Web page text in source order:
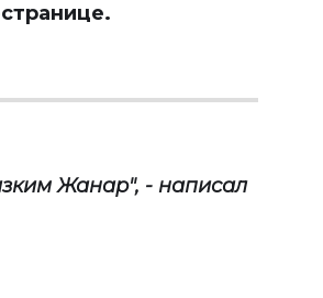
Жанар", - написал